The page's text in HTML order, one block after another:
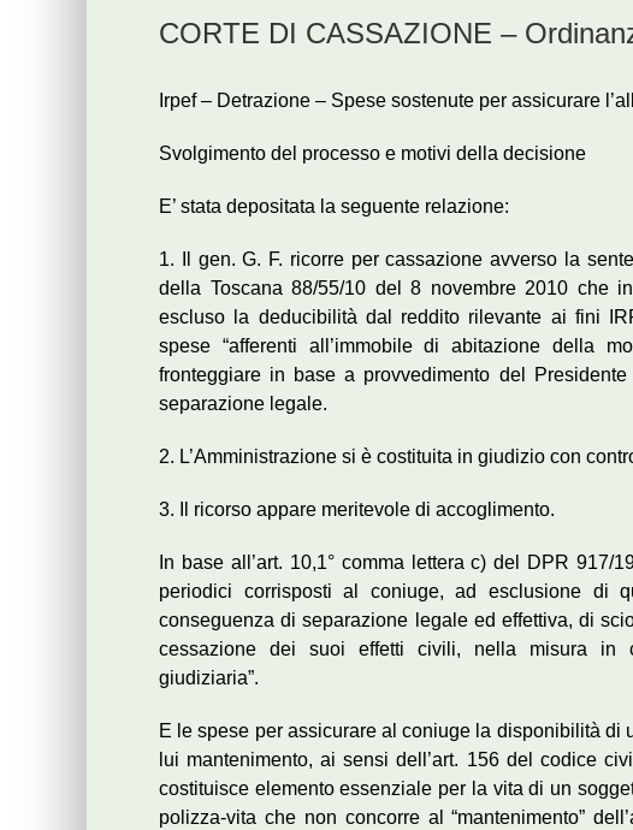
CORTE DI CASSAZIONE –
Irpef – Detrazione – Spese sostenute per assicurare
Svolgimento del processo e motivi della decisione
E’ stata depositata la seguente relazione:
1. Il gen. G. F. ricorre per cassazione avverso la
della Toscana 88/55/10 del 8 novembre 2010 che
escluso la deducibilità dal reddito rilevante ai fini
spese “afferenti all’immobile di abitazione della
fronteggiare in base a provvedimento del
separazione legale.
2. L’Amministrazione si è costituita in giudizio con
3. Il ricorso appare meritevole di accoglimento.
In base all’art. 10,1° comma lettera c) del DPR 917/
periodici corrisposti al coniuge, ad esclusione di
conseguenza di separazione legale ed effettiva, di
cessazione dei suoi effetti civili, nella misura in
giudiziaria”.
E le spese per assicurare al coniuge la disponibilità
lui mantenimento, ai sensi dell’art. 156 del codice
costituisce elemento essenziale per la vita di un
polizza-vita che non concorre al “mantenimento”